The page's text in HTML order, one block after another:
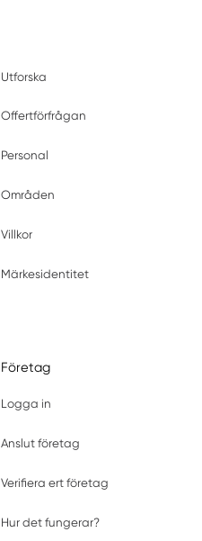
Utforska
Offertförfrågan
Personal
Områden
Villkor
Märkesidentitet
Företag
Logga in
Anslut företag
Verifiera ert företag
Hur det fungerar?